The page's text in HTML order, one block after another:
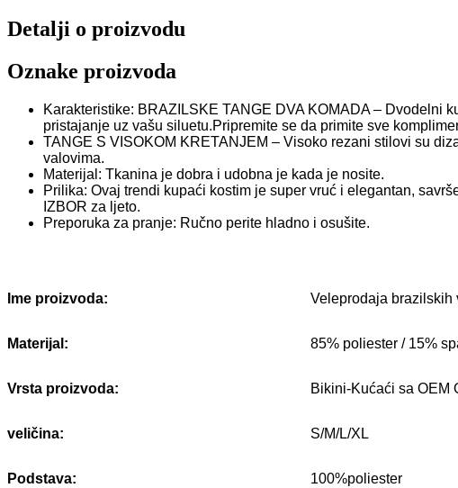
Detalji o proizvodu
Oznake proizvoda
Karakteristike: BRAZILSKE TANGE DVA KOMADA – Dvodelni
pristajanje uz vašu siluetu.Pripremite se da primite sve
TANGE S VISOKOM KRETANJEM – Visoko rezani stilovi su
valovima.
Materijal: Tkanina je dobra i udobna je kada je nosite.
Prilika: Ovaj trendi kupaći kostim je super vruć i elegantan,
IZBOR za ljeto.
Preporuka za pranje: Ručno perite hladno i osušite.
Ime proizvoda: Veleprodaja brazilskih
Materijal: 85% poliester / 15%
Vrsta proizvoda: Bikini-Kućaći sa OEM
veličina: S/M/L/XL
Podstava: 100%poliester